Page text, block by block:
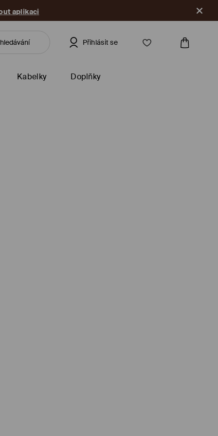
aplikaci
Přihlásit se
Kabelky Doplňky